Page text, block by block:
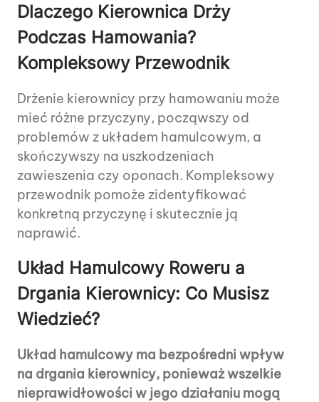
Dlaczego Kierownica Drży
Podczas Hamowania?
Kompleksowy Przewodnik
Drżenie kierownicy przy hamowaniu może
mieć różne przyczyny, począwszy od
problemów z układem hamulcowym, a
skończywszy na uszkodzeniach
zawieszenia czy oponach. Kompleksowy
przewodnik pomoże zidentyfikować
konkretną przyczynę i skutecznie ją
naprawić.
Układ Hamulcowy Roweru a
Drgania Kierownicy: Co Musisz
Wiedzieć?
Układ hamulcowy ma bezpośredni wpływ
na drgania kierownicy, ponieważ wszelkie
nieprawidłowości w jego działaniu mogą